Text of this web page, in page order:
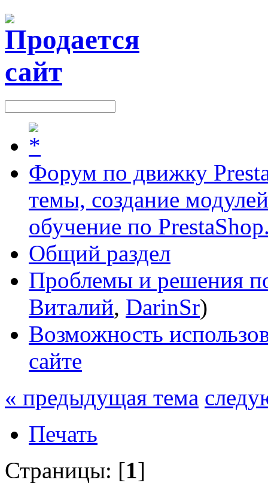
Форум по движку
темы, создание
обучение по
Общий раздел
Проблемы и решения
Виталий, DarinSr)
Возможность
сайте
« предыдущая тема
Печать
Страницы: [1]